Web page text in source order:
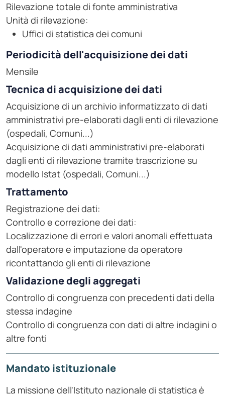
Rilevazione totale di fonte amministrativa
Unità di rilevazione:
Uffici di statistica dei comuni
Periodicità dell'acquisizione dei dati
Mensile
Tecnica di acquisizione dei dati
Acquisizione di un archivio informatizzato di dati
amministrativi pre-elaborati dagli enti di rilevazione
(ospedali, Comuni...)
Acquisizione di dati amministrativi pre-elaborati
dagli enti di rilevazione tramite trascrizione su
modello Istat (ospedali, Comuni...)
Trattamento
Registrazione dei dati:
Controllo e correzione dei dati:
Localizzazione di errori e valori anomali effettuata
dall'operatore e imputazione da operatore
ricontattando gli enti di rilevazione
Validazione degli aggregati
Controllo di congruenza con precedenti dati della
stessa indagine
Controllo di congruenza con dati di altre indagini o
altre fonti
Mandato istituzionale
La missione dell'Istituto nazionale di statistica è